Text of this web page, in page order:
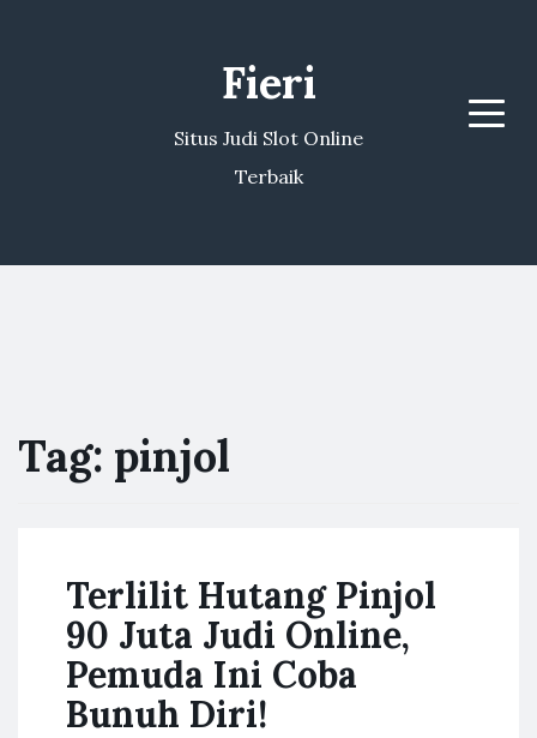
Fieri
Situs Judi Slot Online
Terbaik
Menu
Tag: pinjol
Terlilit Hutang Pinjol
90 Juta Judi Online,
Pemuda Ini Coba
Bunuh Diri!